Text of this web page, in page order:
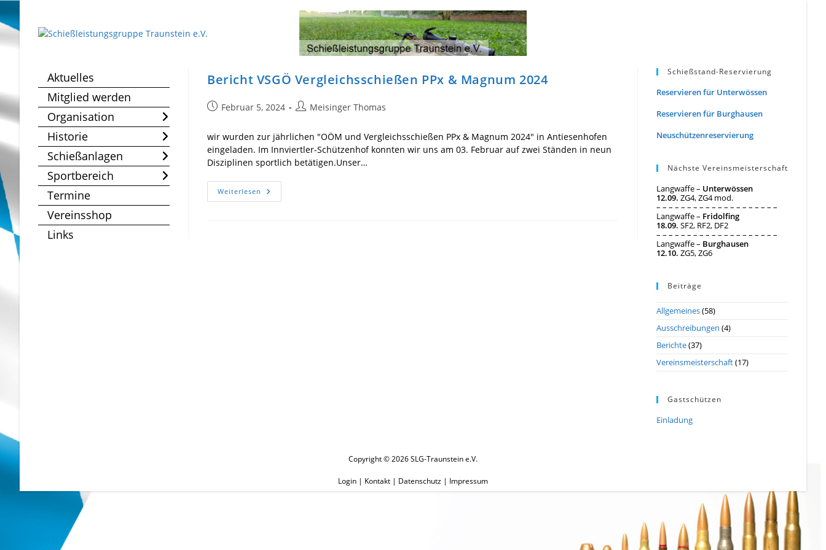
Inhalt
springen
Bericht VSGÖ Vergleichsschießen PPx & Magnum 2024
BeitragFebruar 5, 2024
Beitrags-
Meisinger Thomas
wir wurden zur jährlichen "OÖM und Vergleichsschießen PPx & Magnum 2024" in Antiesenhofen
eingeladen. Im Innviertler-Schützenhof konnten wir uns am 03. Februar auf zwei Ständen in neun
Disziplinen sportlich betätigen.Unser…
Weiterlesen Bericht
VSGÖ
Aktuelles
Mitglied werden
Organisation
Historie
Schießanlagen
Sportbereich
Termine
Vereinsshop
Links
Schießstand-Reservierung
Reservieren für Unterwössen
Reservieren für Burghausen
Neuschützenreservierung
Nächste Vereinsmeisterschaft
Langwaffe – Unterwössen
12.09. ZG4, ZG4 mod.
– – – – – – – – – – – – – – – – – – – –
Langwaffe – Fridolfing
18.09. SF2, RF2, DF2
– – – – – – – – – – – – – – – – – – – –
Langwaffe – Burghausen
12.10. ZG5, ZG6
Beiträge
Allgemeines(58)
Ausschreibungen (4)
Berichte(37)
Vereinsmeisterschaft(17)
Gastschützen
Einladung
Copyright © 2026 SLG-Traunstein e.V.
Login | Kontakt | Datenschutz | Impressum